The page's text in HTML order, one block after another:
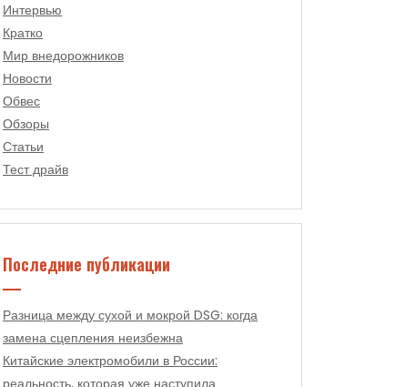
Интервью
Кратко
Мир внедорожников
Новости
Обвес
Обзоры
Статьи
Тест драйв
Последние публикации
Разница между сухой и мокрой DSG: когда
замена сцепления неизбежна
Китайские электромобили в России:
реальность, которая уже наступила